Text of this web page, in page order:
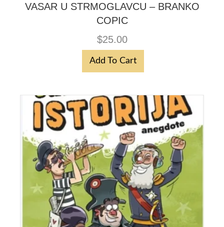
VASAR U STRMOGLAVCU – BRANKO
COPIC
$25.00
Add To Cart